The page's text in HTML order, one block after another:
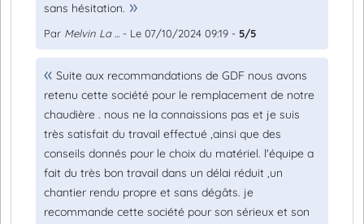
sans hésitation.
Par Melvin La ... - Le 07/10/2024 09:19 - 5/5
Suite aux recommandations de GDF nous avons
retenu cette société pour le remplacement de notre
chaudière . nous ne la connaissions pas et je suis
très satisfait du travail effectué ,ainsi que des
conseils donnés pour le choix du matériel. l'équipe a
fait du très bon travail dans un délai réduit ,un
chantier rendu propre et sans dégâts. je
recommande cette société pour son sérieux et son